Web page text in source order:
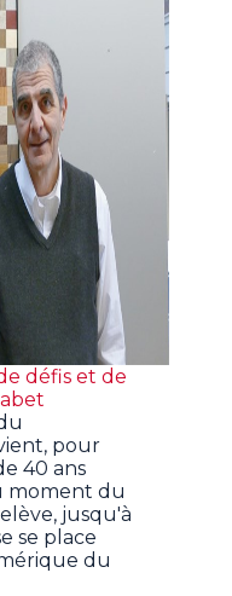
défis et de
pour
40 ans
moment du
jusqu'à
se place
du